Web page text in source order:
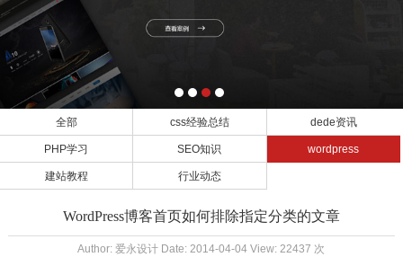
全部 css经验总结 dede资讯
PHP学习 SEO知识 wordpress
建站教程 行业动态
WordPress博客首页如何排除指定分类的文章
Author: 爱永设计 Date: 2014-04-04 View: 22437 次